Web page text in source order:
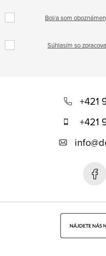
Bol/a som
Súhlasím so
+421
+421
info@